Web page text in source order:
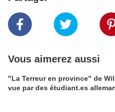
Vous aimerez aussi
"La Terreur en province" de
vue par des étudiant.es